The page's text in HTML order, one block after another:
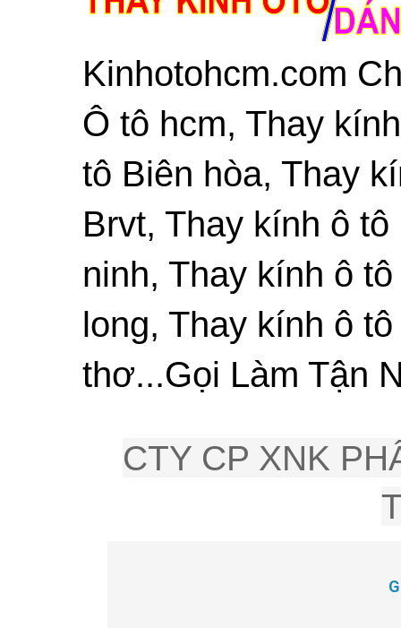
Kinhotohcm.com
Ô tô hcm, Thay
tô Biên hòa, Thay
Brvt, Thay kính ô
ninh, Thay kính ô
long, Thay kính ô
thơ...Gọi Làm Tận
CTY CP XNK